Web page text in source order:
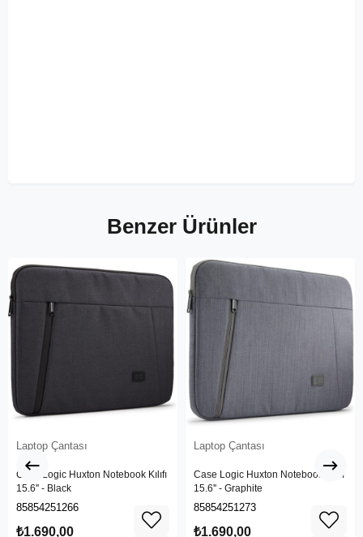
Benzer Ürünler
Laptop Çantası
Case Logic Huxton Notebook Kılıfı
15.6'' - Black
85854251266
₺1.690,00
Laptop Çantası
Case Logic Huxton Notebook Kılıfı
15.6'' - Graphite
85854251273
₺1.690,00